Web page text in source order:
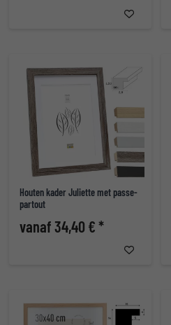
Houten kader Juliette met passe-
partout
vanaf 34,40 € *